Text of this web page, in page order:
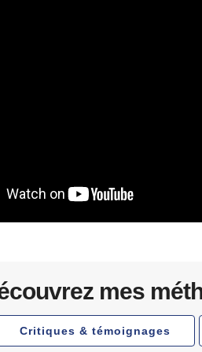
mes
Critiques & témoignages